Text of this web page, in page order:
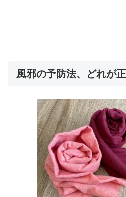
風邪の予防法、どれが